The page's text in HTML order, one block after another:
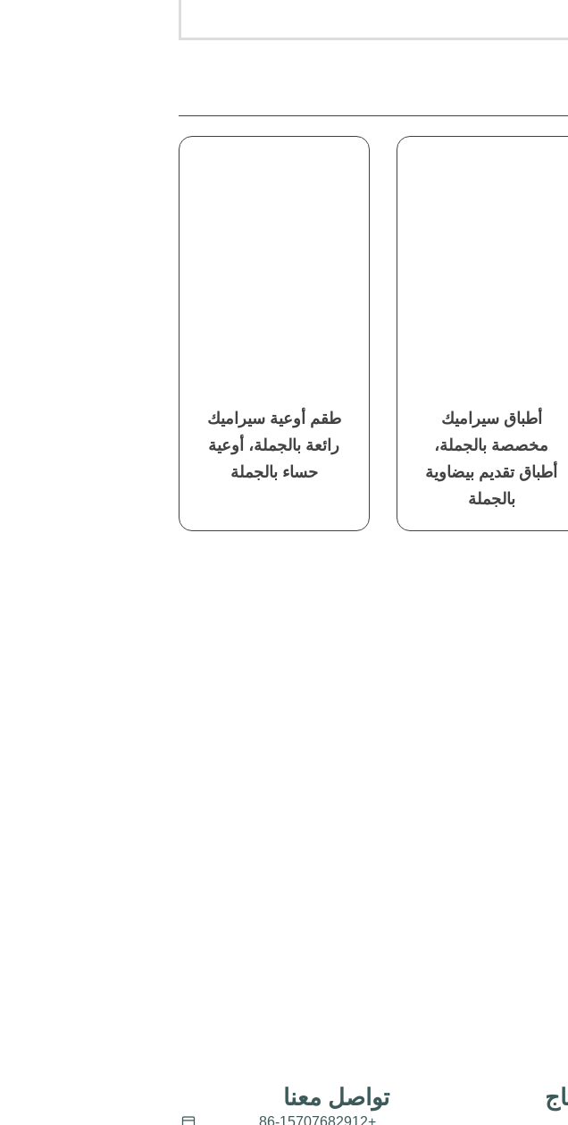
أطباق سيراميك
مخصصة بالجملة،
أطباق تقديم بيضاوية
بالجملة
طقم أوعية سيراميك
رائعة بالجملة، أوعية
حساء بالجملة
تواصل معنا